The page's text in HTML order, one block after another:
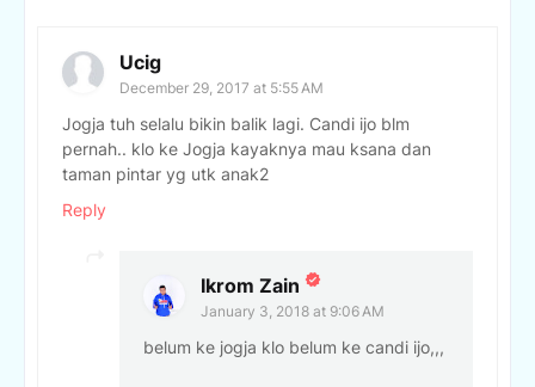
Ucig
December 29, 2017 at 5:55 AM
Jogja tuh selalu bikin balik lagi. Candi ijo blm
pernah.. klo ke Jogja kayaknya mau ksana dan
taman pintar yg utk anak2
Reply
Ikrom Zain
January 3, 2018 at 9:06 AM
belum ke jogja klo belum ke candi ijo,,,